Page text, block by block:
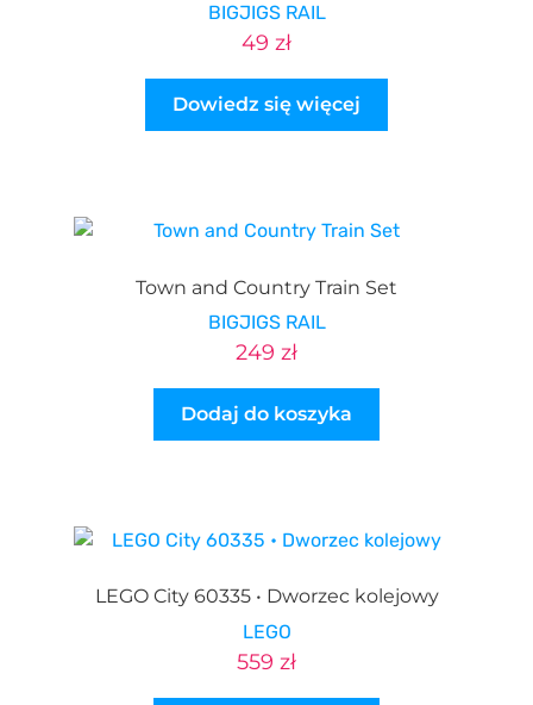
BIGJIGS RAIL
49 zł
Dowiedz się więcej
Town and Country Train Set
BIGJIGS RAIL
249 zł
Dodaj do koszyka
LEGO City 60335 • Dworzec kolejowy
LEGO
559 zł